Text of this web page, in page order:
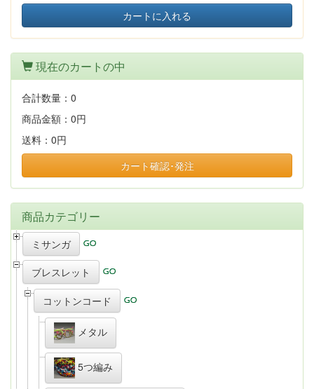
カートに入れる
現在のカートの中
合計数量： 0
商品金額： 0円
送料： 0円
カート確認･発注
商品カテゴリー
ミサンガ
ブレスレット
コットンコード
メタル
5つ編み